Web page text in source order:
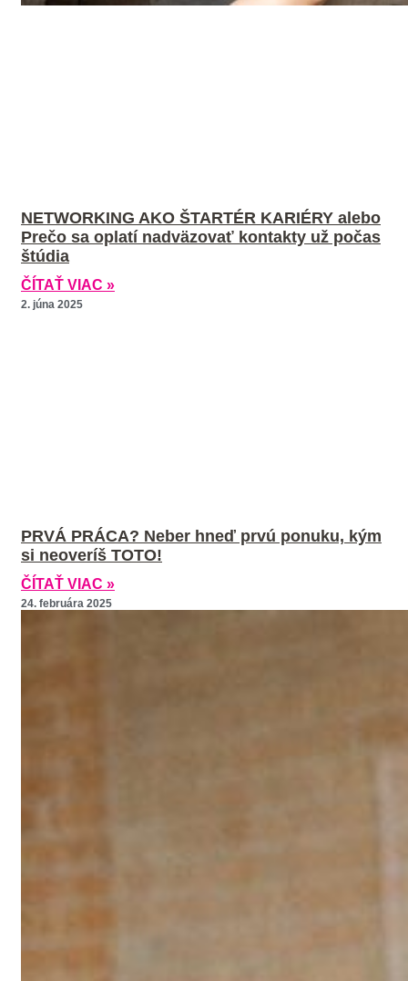
NETWORKING AKO ŠTARTÉR KARIÉRY alebo
Prečo sa oplatí nadväzovať kontakty už počas
štúdia
ČÍTAŤ VIAC »
2. júna 2025
PRVÁ PRÁCA? Neber hneď prvú ponuku, kým
si neoveríš TOTO!
ČÍTAŤ VIAC »
24. februára 2025